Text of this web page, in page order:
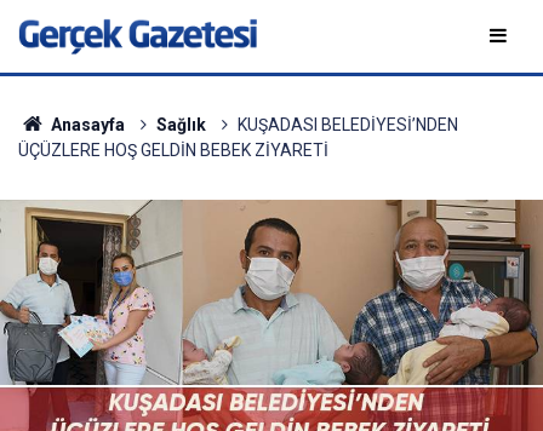
Anasayfa Sağlık
KUŞADASI BELEDİYESİ’NDEN
ÜÇÜZLERE HOŞ GELDİN BEBEK ZİYARETİ